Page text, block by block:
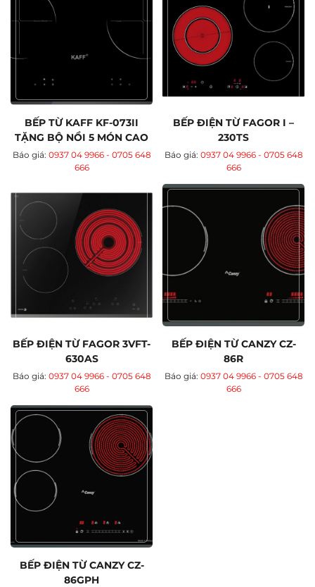
BẾP TỪ KAFF KF-073II
TẶNG BỘ NỒI 5 MÓN CAO
CẤP
Báo giá: 0937 04 9966 - 0705 648
666
BẾP ĐIỆN TỪ FAGOR I –
230TS
Báo giá: 0937 04 9966 - 0705 648
666
BẾP ĐIỆN TỪ FAGOR 3VFT-
630AS
Báo giá: 0937 04 9966 - 0705 648
666
BẾP ĐIỆN TỪ CANZY CZ-
86R
Báo giá: 0937 04 9966 - 0705 648
666
BẾP ĐIỆN TỪ CANZY CZ-
86GPH